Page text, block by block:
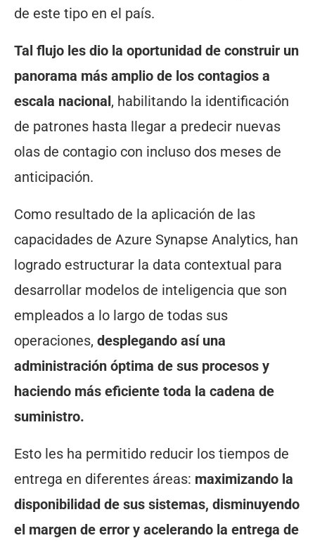
de este tipo en el país.
Tal flujo les dio la oportunidad de construir un
panorama más amplio de los contagios a
escala nacional, habilitando la identificación
de patrones hasta llegar a predecir nuevas
olas de contagio con incluso dos meses de
anticipación.
Como resultado de la aplicación de las
capacidades de Azure Synapse Analytics, han
logrado estructurar la data contextual para
desarrollar modelos de inteligencia que son
empleados a lo largo de todas sus
operaciones, desplegando así una
administración óptima de sus procesos y
haciendo más eficiente toda la cadena de
suministro.
Esto les ha permitido reducir los tiempos de
entrega en diferentes áreas: maximizando la
disponibilidad de sus sistemas, disminuyendo
el margen de error y acelerando la entrega de